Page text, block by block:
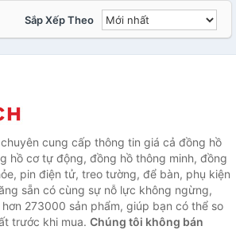
Sắp Xếp Theo
chuyên cung cấp thông tin giá cả đồng hồ
hồ cơ tự động, đồng hồ thông minh, đồng
pin điện tử, treo tường, để bàn, phụ kiện
sẵn có cùng sự nỗ lực không ngừng,
273000 sản phẩm, giúp bạn có thể so
trước khi mua. Chúng tôi không bán